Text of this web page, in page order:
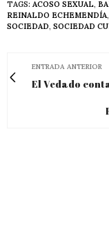
TAGS: ACOSO SEXUAL,
REINALDO ECHEMENDÍA,
SOCIEDAD, SOCIEDAD
ENTRADA ANTERIOR
El Vedado